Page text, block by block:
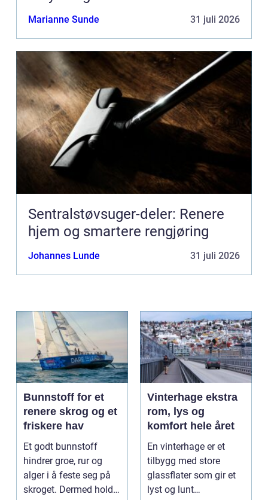
Marianne Sunde 31 juli 2026
Sentralstøvsuger-deler: Renere
hjem og smartere rengjøring
Johannes Lunde 31 juli 2026
Bunnstoff for et
renere skrog og et
friskere hav
Et godt bunnstoff
hindrer groe, rur og
alger i å feste seg på
skroget. Dermed holder
Vinterhage ekstra
rom, lys og
komfort hele året
En vinterhage er et
tilbygg med store
glassflater som gir et
lyst og lunt